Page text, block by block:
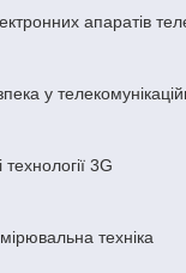
апаратів
у
3G
техніка